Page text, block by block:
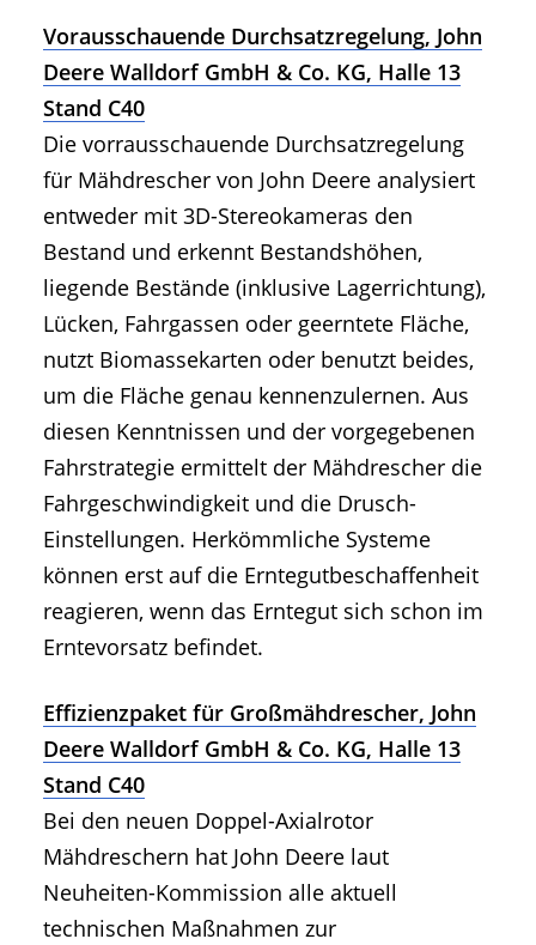
Vorausschauende Durchsatzregelung, John
Deere Walldorf GmbH & Co. KG, Halle 13
Stand C40
Die vorrausschauende Durchsatzregelung
für Mähdrescher von John Deere analysiert
entweder mit 3D-Stereokameras den
Bestand und erkennt Bestandshöhen,
liegende Bestände (inklusive Lagerrichtung),
Lücken, Fahrgassen oder geerntete Fläche,
nutzt Biomassekarten oder benutzt beides,
um die Fläche genau kennenzulernen. Aus
diesen Kenntnissen und der vorgegebenen
Fahrstrategie ermittelt der Mähdrescher die
Fahrgeschwindigkeit und die Drusch-
Einstellungen. Herkömmliche Systeme
können erst auf die Erntegutbeschaffenheit
reagieren, wenn das Erntegut sich schon im
Erntevorsatz befindet.
Effizienzpaket für Großmähdrescher, John
Deere Walldorf GmbH & Co. KG, Halle 13
Stand C40
Bei den neuen Doppel-Axialrotor
Mähdreschern hat John Deere laut
Neuheiten-Kommission alle aktuell
technischen Maßnahmen zur